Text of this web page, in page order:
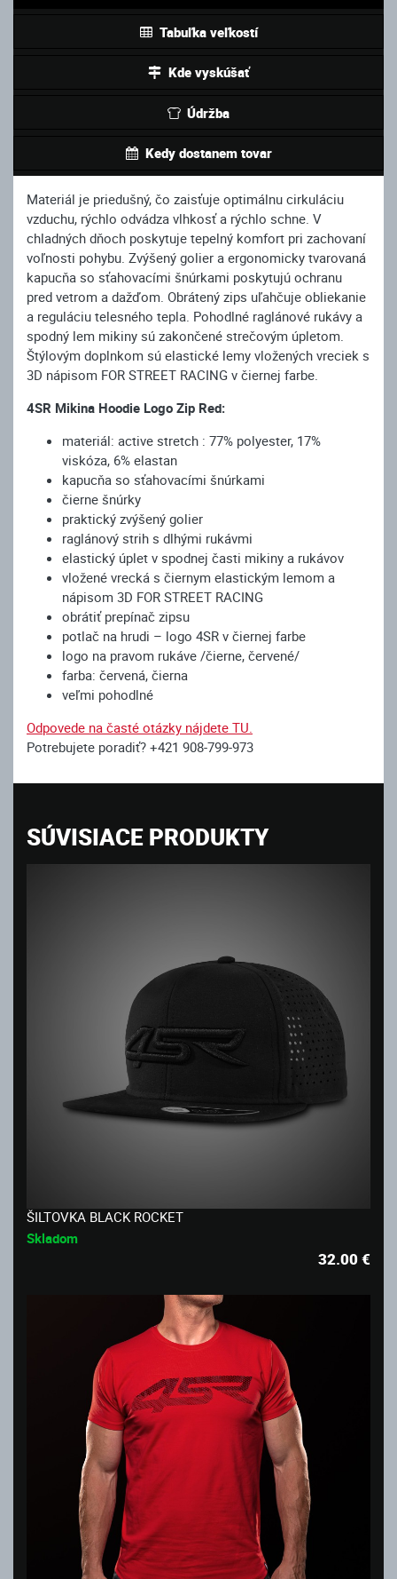
Tabuľka veľkostí
Kde vyskúšať
Údržba
Kedy dostanem tovar
Materiál je priedušný, čo zaisťuje optimálnu cirkuláciu
vzduchu, rýchlo odvádza vlhkosť a rýchlo schne. V
chladných dňoch poskytuje tepelný komfort pri zachovaní
voľnosti pohybu. Zvýšený golier a ergonomicky tvarovaná
kapucňa so sťahovacími šnúrkami poskytujú ochranu
pred vetrom a dažďom. Obrátený zips uľahčuje obliekanie
a reguláciu telesného tepla. Pohodlné raglánové rukávy a
spodný lem mikiny sú zakončené strečovým úpletom.
Štýlovým doplnkom sú elastické lemy vložených vreciek s
3D nápisom FOR STREET RACING v čiernej farbe.
4SR Mikina Hoodie Logo Zip Red:
materiál: active stretch : 77% polyester, 17%
viskóza, 6% elastan
kapucňa so sťahovacími šnúrkami
čierne šnúrky
praktický zvýšený golier
raglánový strih s dlhými rukávmi
elastický úplet v spodnej časti mikiny a rukávov
vložené vrecká s čiernym elastickým lemom a
nápisom 3D FOR STREET RACING
obrátiť prepínač zipsu
potlač na hrudi – logo 4SR v čiernej farbe
logo na pravom rukáve /čierne, červené/
farba: červená, čierna
veľmi pohodlné
Odpovede na časté otázky nájdete TU.
Potrebujete poradiť? +421 908-799-973
SÚVISIACE PRODUKTY
ŠILTOVKA BLACK ROCKET
Skladom
32.00€